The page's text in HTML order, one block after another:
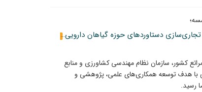
انعقاد تفاهم‌نامه سه‌جانبه برای توسعه پژوهش، فناوری و تجاری‌سازی دستاوردهای حوزه گیاهان دارویی
کشور، سازمان نظام مهندسی کشاورزی و منابع
با هدف توسعه همکاری‌های علمی، پژوهشی و
رسید.